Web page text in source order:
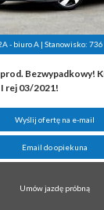
- biuro A | Stanowisko: 736
Bezwypadkowy!
rej 03/2021!
Wyślij ofertę na e-mail
Email do opiekuna
Umów jazdę próbną